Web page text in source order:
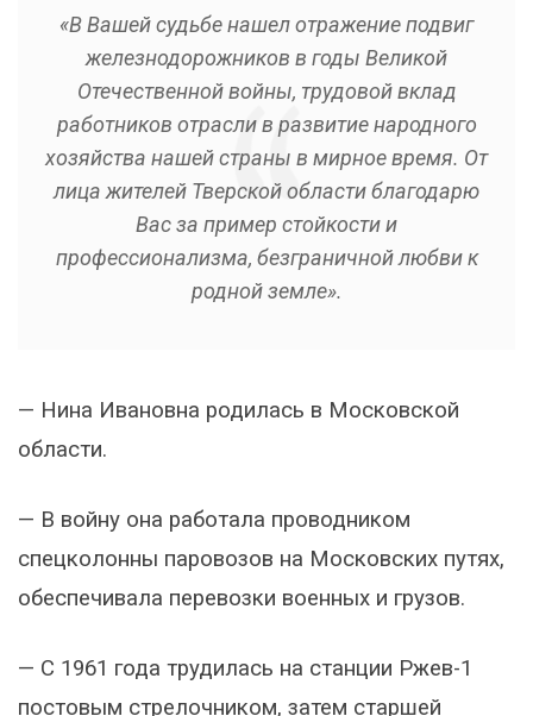
«В Вашей судьбе нашел отражение подвиг
железнодорожников в годы Великой
Отечественной войны, трудовой вклад
работников отрасли в развитие народного
хозяйства нашей страны в мирное время. От
лица жителей Тверской области благодарю
Вас за пример стойкости и
профессионализма, безграничной любви к
родной земле».
— Нина Ивановна родилась в Московской
области.
— В войну она работала проводником
спецколонны паровозов на Московских путях,
обеспечивала перевозки военных и грузов.
— С 1961 года трудилась на станции Ржев-1
постовым стрелочником, затем старшей